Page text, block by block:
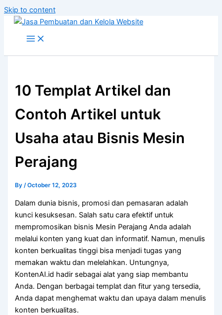
Skip to content
10 Templat Artikel dan
Contoh Artikel untuk
Usaha atau Bisnis Mesin
Perajang
By/October 12, 2023
Dalam dunia bisnis, promosi dan pemasaran adalah
kunci kesuksesan. Salah satu cara efektif untuk
mempromosikan bisnis Mesin Perajang Anda adalah
melalui konten yang kuat dan informatif. Namun, menulis
konten berkualitas tinggi bisa menjadi tugas yang
memakan waktu dan melelahkan. Untungnya,
KontenAI.id hadir sebagai alat yang siap membantu
Anda. Dengan berbagai templat dan fitur yang tersedia,
Anda dapat menghemat waktu dan upaya dalam menulis
konten berkualitas.